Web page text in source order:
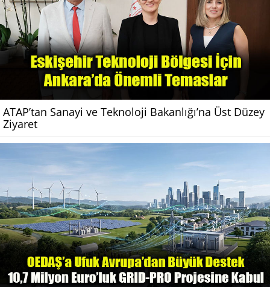
ATAP’tan Sanayi ve Teknoloji Bakanlığı’na Üst Düzey
Ziyaret